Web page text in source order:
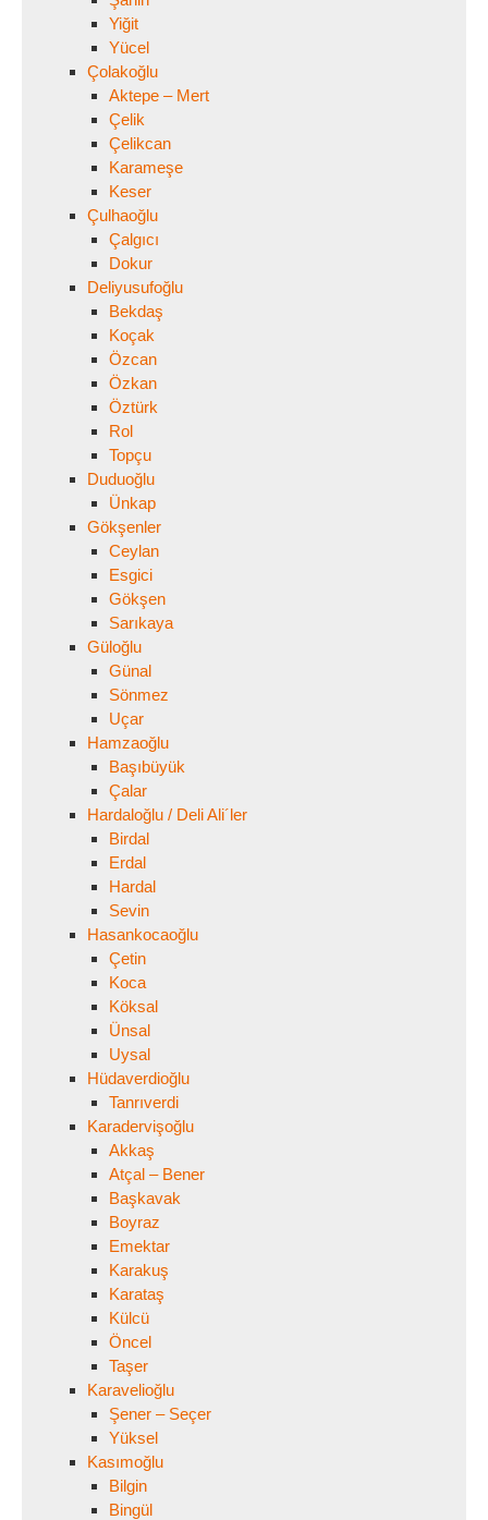
Yiğit
Yücel
Çolakoğlu
Aktepe – Mert
Çelik
Çelikcan
Karameşe
Keser
Çulhaoğlu
Çalgıcı
Dokur
Deliyusufoğlu
Bekdaş
Koçak
Özcan
Özkan
Öztürk
Rol
Topçu
Duduoğlu
Ünkap
Gökşenler
Ceylan
Esgici
Gökşen
Sarıkaya
Güloğlu
Günal
Sönmez
Uçar
Hamzaoğlu
Başıbüyük
Çalar
Hardaloğlu / Deli Ali´ler
Birdal
Erdal
Hardal
Sevin
Hasankocaoğlu
Çetin
Koca
Köksal
Ünsal
Uysal
Hüdaverdioğlu
Tanrıverdi
Karadervişoğlu
Akkaş
Atçal – Bener
Başkavak
Boyraz
Emektar
Karakuş
Karataş
Külcü
Öncel
Taşer
Karavelioğlu
Şener – Seçer
Yüksel
Kasımoğlu
Bilgin
Bingül